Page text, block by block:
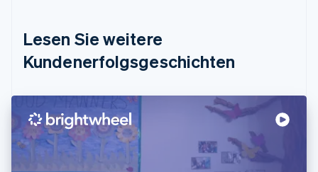
Lesen Sie weitere
Kundenerfolgsgeschichten
DeutschEnglish
English
简体中文English
English Svenska
Frankreich
Français